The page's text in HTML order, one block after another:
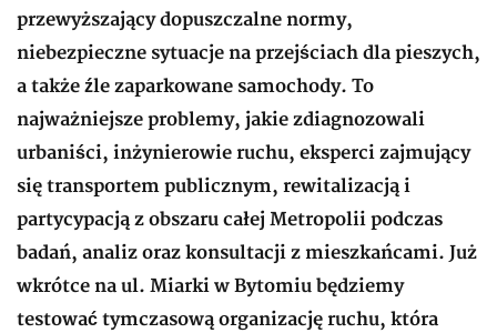
przewyższający dopuszczalne normy,
niebezpieczne sytuacje na przejściach dla pieszych,
a także źle zaparkowane samochody. To
najważniejsze problemy, jakie zdiagnozowali
urbaniści, inżynierowie ruchu, eksperci zajmujący
się transportem publicznym, rewitalizacją i
partycypacją z obszaru całej Metropolii podczas
badań, analiz oraz konsultacji z mieszkańcami. Już
wkrótce na ul. Miarki w Bytomiu będziemy
testować tymczasową organizację ruchu, która